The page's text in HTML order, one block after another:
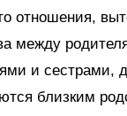
отношения,
между
и сестрами,
близким